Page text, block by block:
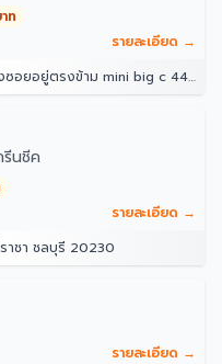
ท
รายละเอียด →
า 39 แยก 6 แขวงอนุสาวรีย์ เขตบางเขน กรุงเทพมหานคร 10220 ประเทศไทย
นชีค
รายละเอียด →
าชา ชลบุรี 20230
รายละเอียด →